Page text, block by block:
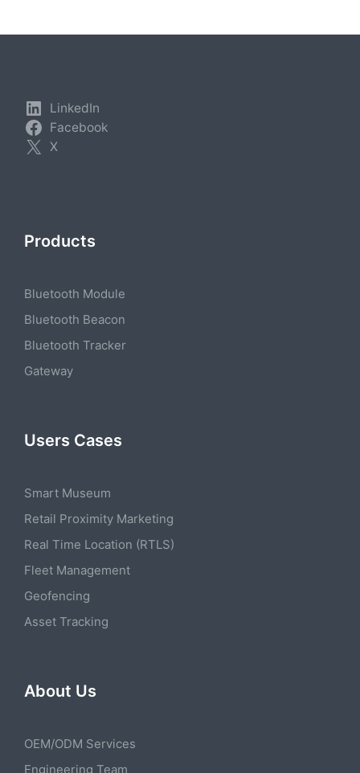
LinkedIn
Facebook
X
Products
Bluetooth Module
Bluetooth Beacon
Bluetooth Tracker
Gateway
Users Cases
Smart Museum
Retail Proximity Marketing
Real Time Location (RTLS)
Fleet Management
Geofencing
Asset Tracking
About Us
OEM/ODM Services
Engineering Team